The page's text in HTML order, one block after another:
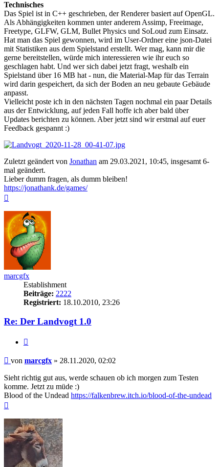
Technisches
Das Spiel ist in C++ geschrieben, der Renderer basiert auf OpenGL.
Als Abhängigkeiten kommen unter anderem Assimp, Freeimage,
Freetype, GLFW, GLM, Bullet Physics und SoLoud zum Einsatz.
Hat man das Spiel gewonnen, wird im User-Ordner eine json-Datei
mit Statistiken aus dem Spielstand erstellt. Wer mag, kann mir die
gerne bereitstellen, würde mich interessieren wie ihr euch so
geschlagen habt. Und wer sich dabei jetzt fragt, weshalb ein
Spielstand über 16 MB hat - nun, die Material-Map für das Terrain
wird darin gespeichert, da sich der Boden an neu gebaute Gebäude
anpasst.
Vielleicht poste ich in den nächsten Tagen nochmal ein paar Details
aus der Entwicklung, auf jeden Fall hoffe ich aber bald über
Updates berichten zu können. Aber jetzt sind wir erstmal auf euer
Feedback gespannt :)
Zuletzt geändert von Jonathan am 29.03.2021, 10:45, insgesamt 6-
mal geändert.
Lieber dumm fragen, als dumm bleiben!
https://jonathank.de/games/
marcgfx
Establishment
Beiträge: 2222
Registriert: 18.10.2010, 23:26
Re: Der Landvogt 1.0
Beitrag
von marcgfx » 28.11.2020, 02:02
Sieht richtig gut aus, werde schauen ob ich morgen zum Testen
komme. Jetzt zu müde :)
Blood of the Undead https://falkenbrew.itch.io/blood-of-the-undead